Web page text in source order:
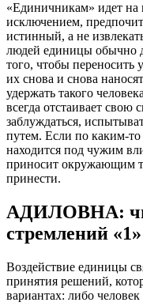
«Единичникам» идет на
исключением,
истинный, а не
людей единицы обычно
того, чтобы переносить
их снова и снова
удержать такого
всегда отстаивает свою
заблуждаться,
путем. Если по каким-
находится под чужим
приносит окружающим
принести.
АДИЛОВНА:
стремлений «1»
Воздействие единицы
принятия решений,
вариантах: либо